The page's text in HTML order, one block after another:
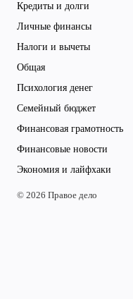
Кредиты и долги
Личные финансы
Налоги и вычеты
Общая
Психология денег
Семейный бюджет
Финансовая грамотность
Финансовые новости
Экономия и лайфхаки
© 2026 Правое дело